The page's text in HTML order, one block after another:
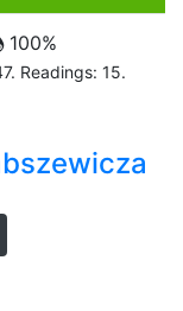
100%
Readings: 15.